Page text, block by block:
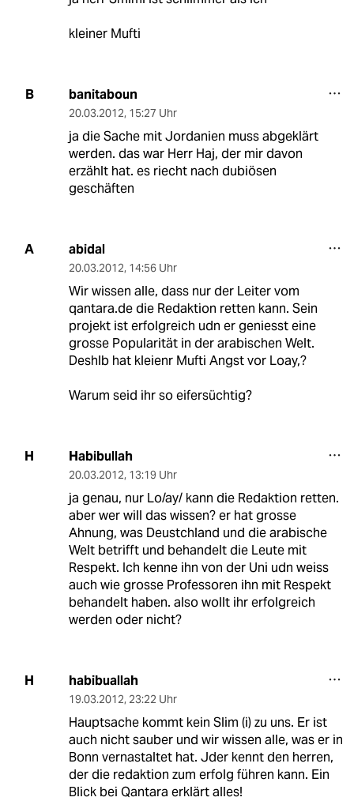
kleiner Mufti
B banitaboun
20.03.2012, 15:27 Uhr
ja die Sache mit Jordanien muss abgeklärt
werden. das war Herr Haj, der mir davon
erzählt hat. es riecht nach dubiösen
geschäften
A abidal
20.03.2012, 14:56 Uhr
Wir wissen alle, dass nur der Leiter vom
qantara.de die Redaktion retten kann. Sein
projekt ist erfolgreich udn er geniesst eine
grosse Popularität in der arabischen Welt.
Deshlb hat kleienr Mufti Angst vor Loay,?
Warum seid ihr so eifersüchtig?
H Habibullah
20.03.2012, 13:19 Uhr
ja genau, nur Lo/ay/ kann die Redaktion retten.
aber wer will das wissen? er hat grosse
Ahnung, was Deustchland und die arabische
Welt betrifft und behandelt die Leute mit
Respekt. Ich kenne ihn von der Uni udn weiss
auch wie grosse Professoren ihn mit Respekt
behandelt haben. also wollt ihr erfolgreich
werden oder nicht?
H habibuallah
19.03.2012, 23:22 Uhr
Hauptsache kommt kein Slim (i) zu uns. Er ist
auch nicht sauber und wir wissen alle, was er in
Bonn vernastaltet hat. Jder kennt den herren,
der die redaktion zum erfolg führen kann. Ein
Blick bei Qantara erklärt alles!